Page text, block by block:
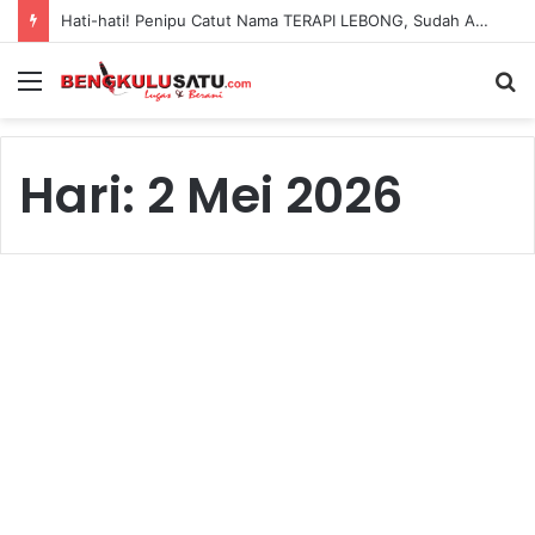
Hati-hati! Penipu Catut Nama TERAPI LEBONG, Sudah Ada Korban Kehilangan Rp1,1 Juta
Menu
Hari: 2 Mei 2026